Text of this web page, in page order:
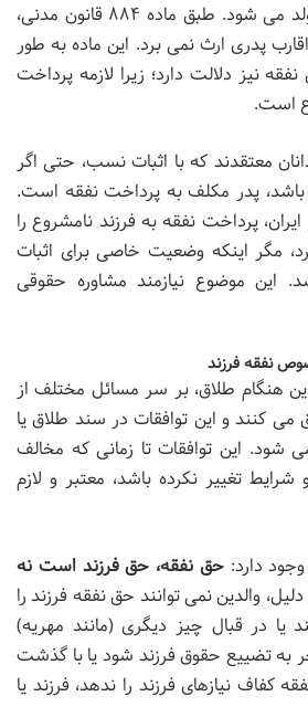
ازدواج موقت یا دائم متولد می شود. طبق ماده ۸۸۴ قانون مدنی،
پدری ارث نمی برد. این ماده به طور
نیز دلالت دارد؛ زیرا لازمه پرداخت
است.
معتقدند که با اثبات نسب، حتی اگر
باشد، پدر مکلف به پرداخت نفقه است.
پرداخت نفقه به فرزند نامشروع را
مگر اینکه وضعیت خاصی برای اثبات
این موضوع نیازمند مشاوره حقوقی
نفقه فرزند
هنگام طلاق، بر سر مسائل مختلف از
می کنند و این توافقات در سند طلاق یا
شود. این توافقات تا زمانی که مخالف
تغییر نکرده باشد، معتبر و لازم
دارد:حق نفقه، حق فرزند است نه
والدین نمی توانند حق نفقه فرزند را
یا در قبال چیز دیگری (مانند مهریه)
به تضییع حقوق فرزند شود یا با گذشت
کفاف نیازهای فرزند را ندهد، فرزند یا